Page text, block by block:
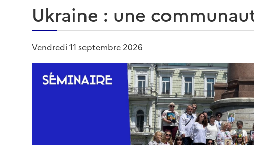
Ukraine : une
Vendredi 11 septembre 2026